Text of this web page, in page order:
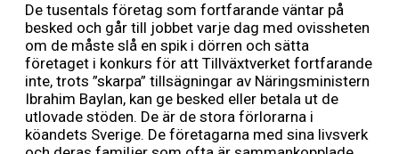
De tusentals företag som fortfarande väntar på
besked och går till jobbet varje dag med ovissheten
om de måste slå en spik i dörren och sätta
företaget i konkurs för att Tillväxtverket fortfarande
inte, trots ”skarpa” tillsägningar av Näringsministern
Ibrahim Baylan, kan ge besked eller betala ut de
utlovade stöden. De är de stora förlorarna i
köandets Sverige. De företagarna med sina livsverk